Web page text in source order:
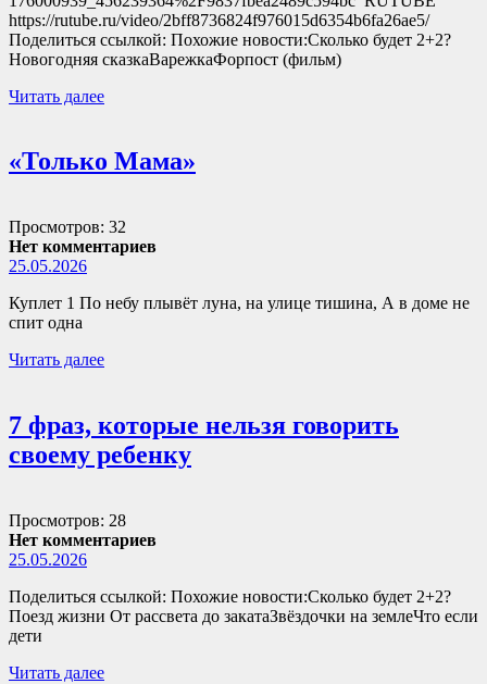
https://rutube.ru/video/2bff8736824f976015d6354b6fa26ae5/
Поделиться ссылкой: Похожие новости:Сколько будет 2+2?
Новогодняя сказкаВарежкаФорпост (фильм)
Читать далее
«Только Мама»
Просмотров: 32
Нет комментариев
25.05.2026
Куплет 1 По небу плывёт луна, на улице тишина, А в доме не
спит одна
Читать далее
7 фраз, которые нельзя говорить
своему ребенку
Просмотров: 28
Нет комментариев
25.05.2026
Поделиться ссылкой: Похожие новости:Сколько будет 2+2?
Поезд жизни От рассвета до закатаЗвёздочки на землеЧто если
дети
Читать далее